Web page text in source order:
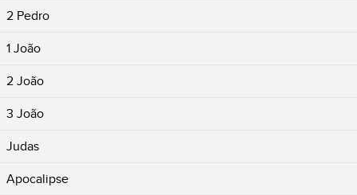
2 Pedro
1 João
2 João
3 João
Judas
Apocalipse